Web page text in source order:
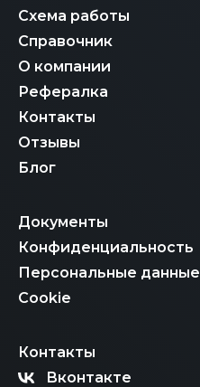
Схема работы
Справочник
О компании
Рефералка
Контакты
Отзывы
Блог
Документы
Конфиденциальность
Персональные данные
Cookie
Контакты
Вконтакте